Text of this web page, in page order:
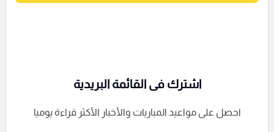
اشترك فى القائمة البريدية
احصل على مواعيد المباريات والأخبار الأكثر قراءة يوميا